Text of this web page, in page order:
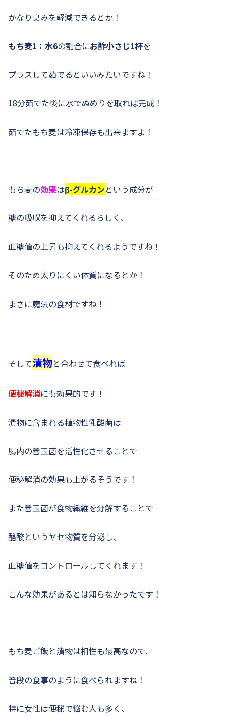
かなり臭みを軽減できるとか！
もち麦1：水6の割合にお酢小さじ1杯を
プラスして茹でるといいみたいですね！
18分茹でた後に水でぬめりを取れば完成！
茹でたもち麦は冷凍保存も出来ますよ！
もち麦の効果はβ-グルカンという成分が
糖の吸収を抑えてくれるらしく、
血糖値の上昇も抑えてくれるようですね！
そのため太りにくい体質になるとか！
まさに魔法の食材ですね！
そして漬物と合わせて食べれば
便秘解消にも効果的です！
漬物に含まれる植物性乳酸菌は
腸内の善玉菌を活性化させることで
便秘解消の効果も上がるそうです！
また善玉菌が食物繊維を分解することで
酪酸というヤセ物質を分泌し、
血糖値をコントロールしてくれます！
こんな効果があるとは知らなかったです！
もち麦ご飯と漬物は相性も最高なので、
普段の食事のように食べられますね！
特に女性は便秘で悩む人も多く、